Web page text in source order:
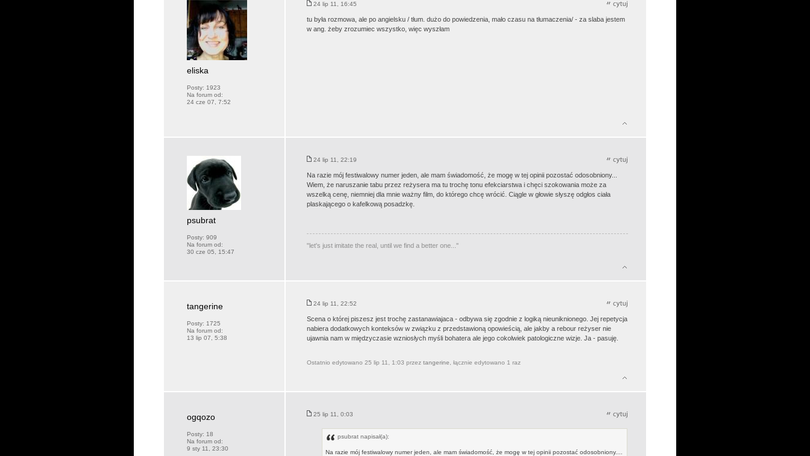
eliska
Posty: 1923
Na forum od:
24 cze 07, 7:52
24 lip 11, 16:45
tu była rozmowa, ale po angielsku / tłum. dużo do powiedzenia, mało czasu na tłumaczenia/ - za slaba jestem
w ang. żeby zrozumiec wszystko, więc wyszłam
psubrat
Posty: 909
Na forum od:
30 cze 05, 15:47
24 lip 11, 22:19
Na razie mój festiwalowy numer jeden, ale mam świadomość, że mogę w tej opinii pozostać odosobniony...
Wiem, że naruszanie tabu przez reżysera ma tu trochę tonu efekciarstwa i chęci szokowania może za
wszelką cenę, niemniej dla mnie ważny film, do którego chcę wrócić. Ciągle w głowie słyszę odgłos ciała
plaskającego o kafelkową posadzkę.
"let's just imitate the real, until we find a better one..."
tangerine
Posty: 1725
Na forum od:
13 lip 07, 5:38
24 lip 11, 22:52
Scena o której piszesz jest trochę zastanawiajaca - odbywa się zgodnie z logiką nieuniknionego. Jej repetycja
nabiera dodatkowych konteksów w związku z przedstawioną opowieścią, ale jakby a rebour reżyser nie
ujawnia nam w międzyczasie wzniosłych myśli bohatera ale jego cokolwiek patologiczne wizje. Ja - pasuję.
Ostatnio edytowano 25 lip 11, 1:03 przeztangerine, łącznie edytowano 1 raz
ogqozo
Posty: 18
Na forum od:
9 sty 11, 23:30
25 lip 11, 0:03
psubrat napisał(a):
Na razie mój festiwalowy numer jeden, ale mam świadomość, że mogę w tej opinii pozostać odosobniony....